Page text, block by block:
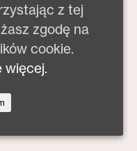
z tej
zgodę na
cookie.
więcej.